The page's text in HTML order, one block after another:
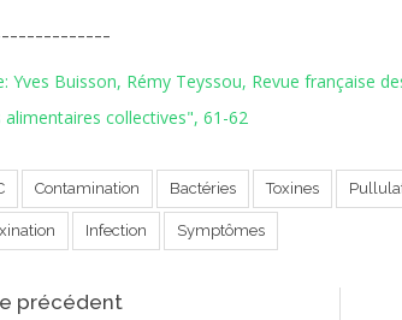
Yves Buisson, Rémy Teyssou, Revue française
collectives", 61-62
Contamination Bactéries Toxines
Infection Symptômes
précédent